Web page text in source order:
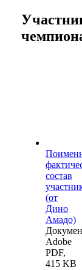
состав
(от
Дино
Амадо)
Adobe
PDF,
415 KB